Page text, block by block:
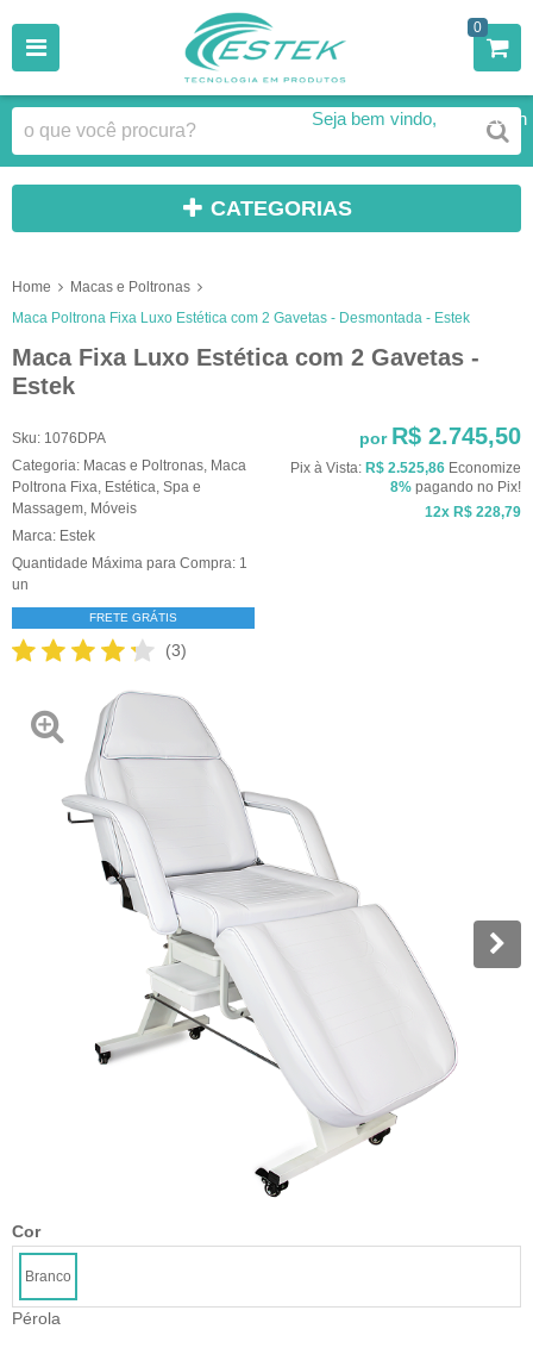
0
Seja bem vindo, Faça Login
CATEGORIAS
Home
Macas e Poltronas
Maca Poltrona Fixa Luxo Estética com 2 Gavetas - Desmontada - Estek
Maca Fixa Luxo Estética com 2 Gavetas -
Estek
Sku: 1076DPA
Categoria: Macas e Poltronas Maca
Poltrona Fixa Estética Spa e
Massagem Móveis
Marca: Estek
Quantidade Máxima para Compra: 1
un
FRETE GRÁTIS
(3)
por R$ 2.745,50
Pix à Vista: R$ 2.525,86 Economize
8% pagando no Pix!
12x R$ 228,79
Cor
Branco
Pérola